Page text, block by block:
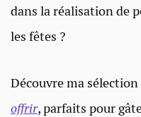
dans la réalisation de
les fêtes ?
Découvre ma sélection
offrir, parfaits pour